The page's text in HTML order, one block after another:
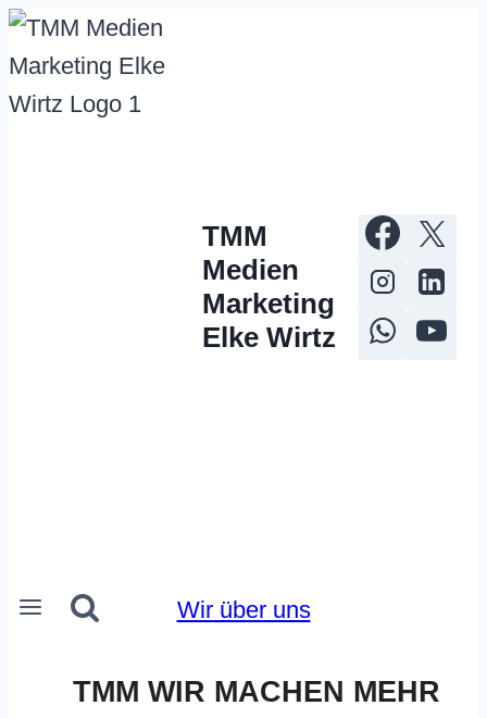
Zum
Inhalt
springen
TMM
Medien
Marketing
Elke Wirtz
Wir über uns
TMM WIR MACHEN MEHR